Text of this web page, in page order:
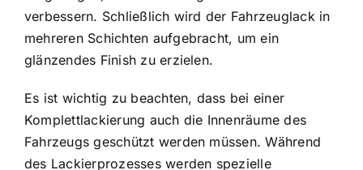
verbessern. Schließlich wird der Fahrzeuglack in
mehreren Schichten aufgebracht, um ein
glänzendes Finish zu erzielen.
Es ist wichtig zu beachten, dass bei einer
Komplettlackierung auch die Innenräume des
Fahrzeugs geschützt werden müssen. Während
des Lackierprozesses werden spezielle